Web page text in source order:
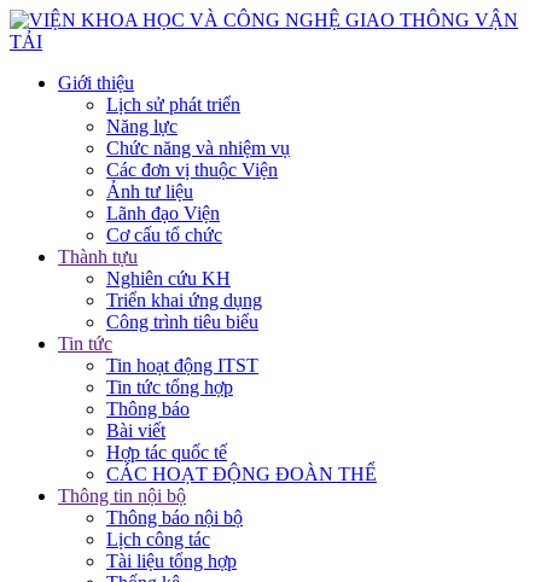
Giới thiệu
Lịch sử phát triển
Năng lực
Chức năng và nhiệm vụ
Các đơn vị thuộc Viện
Ảnh tư liệu
Lãnh đạo Viện
Cơ cấu tổ chức
Thành tựu
Nghiên cứu KH
Triển khai ứng dụng
Công trình tiêu biểu
Tin tức
Tin hoạt động ITST
Tin tức tổng hợp
Thông báo
Bài viết
Hợp tác quốc tế
CÁC HOẠT ĐỘNG ĐOÀN THỂ
Thông tin nội bộ
Thông báo nội bộ
Lịch công tác
Tài liệu tổng hợp